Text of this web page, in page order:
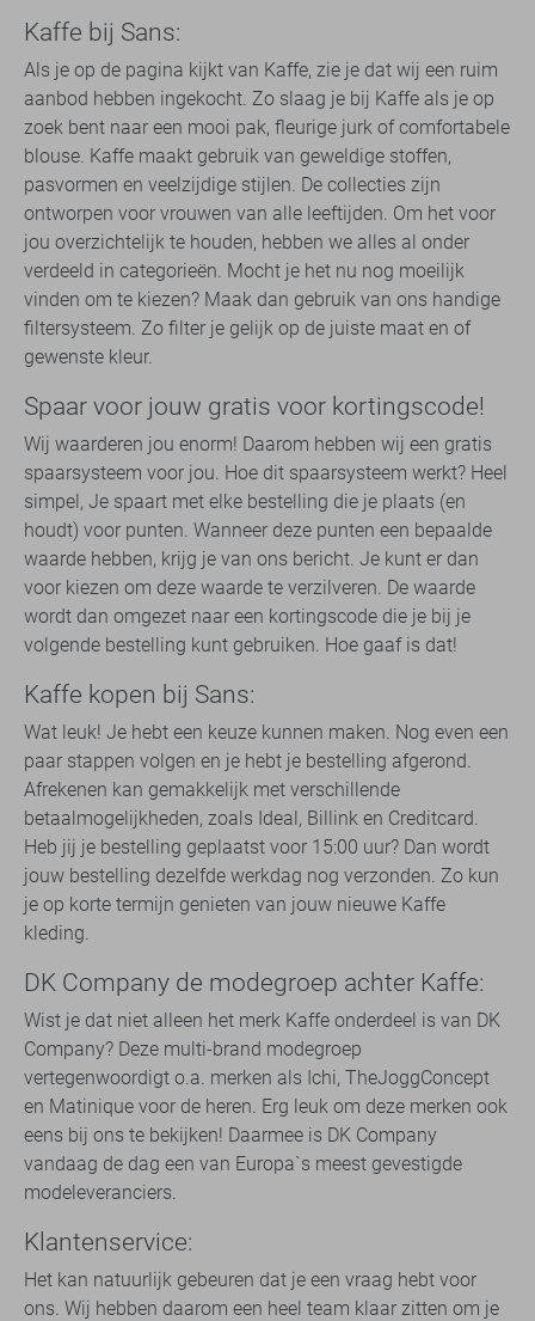
Kaffe bij Sans:
Als je op de pagina kijkt van Kaffe, zie je dat wij een ruim
aanbod hebben ingekocht. Zo slaag je bij Kaffe als je op
zoek bent naar een mooi pak, fleurige jurk of comfortabele
blouse. Kaffe maakt gebruik van geweldige stoffen,
pasvormen en veelzijdige stijlen. De collecties zijn
ontworpen voor vrouwen van alle leeftijden. Om het voor
jou overzichtelijk te houden, hebben we alles al onder
verdeeld in categorieën. Mocht je het nu nog moeilijk
vinden om te kiezen? Maak dan gebruik van ons handige
filtersysteem. Zo filter je gelijk op de juiste maat en of
gewenste kleur.
Spaar voor jouw gratis voor kortingscode!
Wij waarderen jou enorm! Daarom hebben wij een gratis
spaarsysteem voor jou. Hoe dit spaarsysteem werkt? Heel
simpel, Je spaart met elke bestelling die je plaats (en
houdt) voor punten. Wanneer deze punten een bepaalde
waarde hebben, krijg je van ons bericht. Je kunt er dan
voor kiezen om deze waarde te verzilveren. De waarde
wordt dan omgezet naar een kortingscode die je bij je
volgende bestelling kunt gebruiken. Hoe gaaf is dat!
Kaffe kopen bij Sans:
Wat leuk! Je hebt een keuze kunnen maken. Nog even een
paar stappen volgen en je hebt je bestelling afgerond.
Afrekenen kan gemakkelijk met verschillende
betaalmogelijkheden, zoals Ideal, Billink en Creditcard.
Heb jij je bestelling geplaatst voor 15:00 uur? Dan wordt
jouw bestelling dezelfde werkdag nog verzonden. Zo kun
je op korte termijn genieten van jouw nieuwe Kaffe
kleding.
DK Company de modegroep achter Kaffe:
Wist je dat niet alleen het merk Kaffe onderdeel is van DK
Company? Deze multi-brand modegroep
vertegenwoordigt o.a. merken als Ichi, TheJoggConcept
en Matinique voor de heren. Erg leuk om deze merken ook
eens bij ons te bekijken! Daarmee is DK Company
vandaag de dag een van Europa`s meest gevestigde
modeleveranciers.
Klantenservice:
Het kan natuurlijk gebeuren dat je een vraag hebt voor
ons. Wij hebben daarom een heel team klaar zitten om je